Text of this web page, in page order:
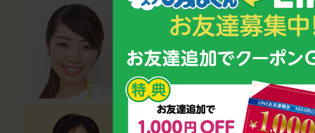
管理栄養士
磯村優貴恵
医学博士